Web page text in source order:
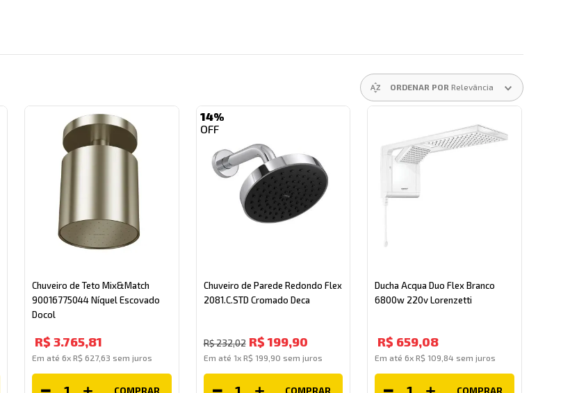
ORDENAR POR Relevância
Chuveiro de Teto Mix&Match
90016775044 Níquel Escovado
Docol
R$ 3.765,81
Em até6xR$ 627,63 sem juros
14%
Chuveiro de Parede Redondo Flex
2081.C.STD Cromado Deca
R$232,02 R$ 199,90
Em até 1x R$ 199 90 sem juros
Ducha Acqua Duo Flex Branco
6800w 220v Lorenzetti
R$ 659,08
Em até6xR$ 109 84 sem juros